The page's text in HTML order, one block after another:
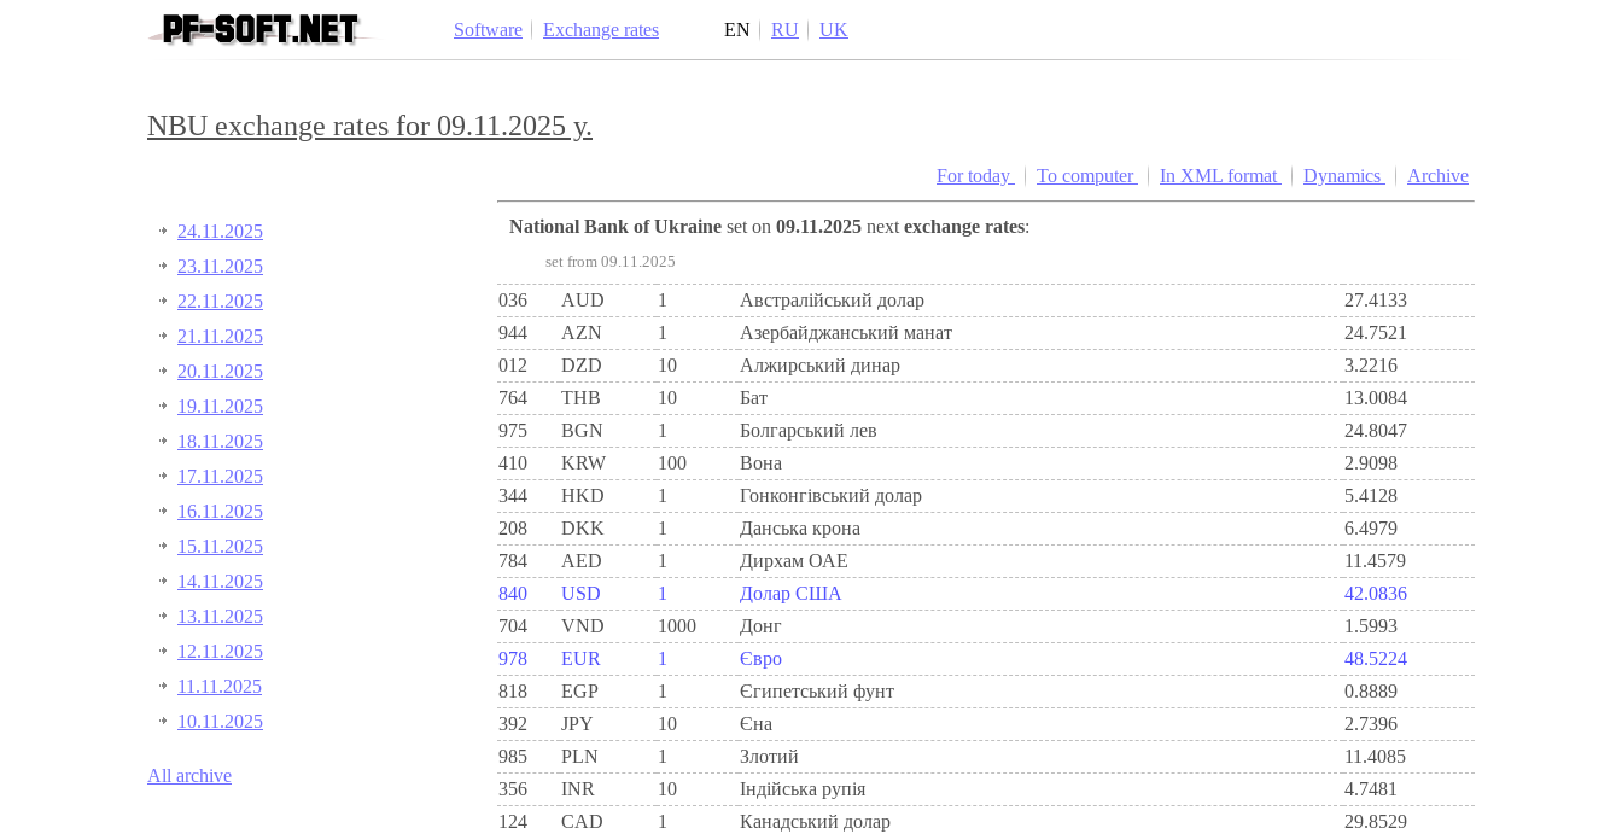
Software Exchange rates EN RU UK
NBU exchange rates for 09.11.2025 y.
24.11.2025
23.11.2025
22.11.2025
21.11.2025
20.11.2025
19.11.2025
18.11.2025
17.11.2025
16.11.2025
15.11.2025
14.11.2025
13.11.2025
12.11.2025
11.11.2025
10.11.2025
All archive
For today To computer In XML format Dynamics Archive
National Bank of Ukraine set on 09.11.2025 next exchange rates:
set from 09.11.2025
036 AUD 1 Австралійський долар
27.4133
944
AZN 1 Азербайджанський манат
24.7521
012
DZD 10 Алжирський динар
3.2216
764
THB 10 Бат
13.0084
975
BGN 1 Болгарський лев
24.8047
410
KRW 100 Вона
2.9098
344
HKD 1 Гонконгівський долар
5.4128
208
DKK 1 Данська крона
6.4979
784
AED 1 Дирхам ОАЕ
11.4579
840
USD 1 Долар США
42.0836
704
VND 1000 Донг
1.5993
978
EUR 1 Євро
48.5224
818
EGP 1 Єгипетський фунт
0.8889
392
JPY 10 Єна
2.7396
985
PLN 1 Злотий
11.4085
356
INR 10 Індійська рупія
4.7481
124
CAD 1 Канадський долар
29.8529